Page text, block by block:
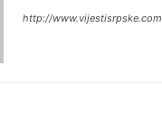
http://www.vijestisrpske.com